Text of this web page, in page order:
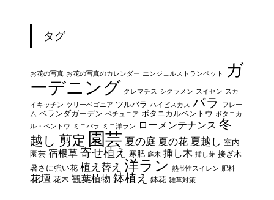
タグ
お花の写真 お花の写真のカレンダー エンジェルストランペット
ガ
ーデニング クレマチス シクラメン スイセン スカ
イキッチン ツリーベゴニア ツルバラ ハイビスカス バラ
フレー
ム ベランダガーデン ペチュニア ボタニカルベントウ ボタニカ
ル・ベントウ
ミニバラ ミニ洋ラン ローメンテナンス 冬
越し 剪定 園芸 夏の庭 夏の花 夏越し 室内
園芸 宿根草 寄せ植え 寒肥 庭木 挿し木 挿し芽 接ぎ木
暑さに強い花 植え替え 洋ラン 熱帯性スイレン 肥料
花壇 花木 観葉植物 鉢植え 鉢花 雑草対策